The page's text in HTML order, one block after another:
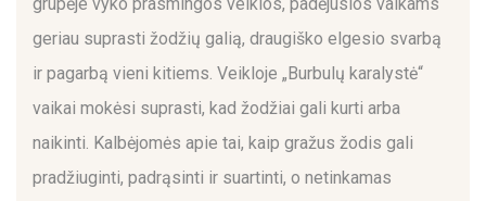
geriau suprasti žodžių galią, draugiško elgesio svarbą
ir pagarbą vieni kitiems. Veikloje „Burbulų karalystė“
vaikai mokėsi suprasti, kad žodžiai gali kurti arba
naikinti. Kalbėjomės apie tai, kaip gražus žodis gali
pradžiuginti, padrąsinti ir suartinti, o netinkamas